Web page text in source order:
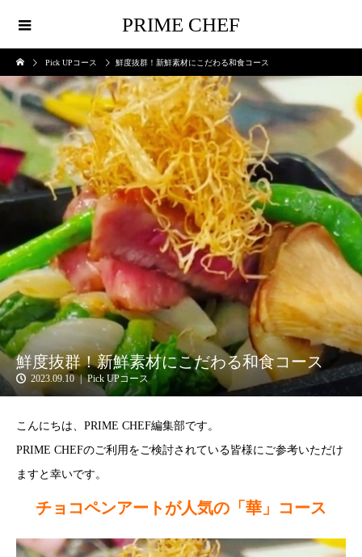
PRIME CHEF
Pick UPコース 鮮度抜群！新鮮素材にこだわる和食コース
鮮度抜群！新鮮素材にこだわる和食コース
2023.09.10 Pick UPコース
こんにちは、PRIME CHEF編集部です。
PRIME CHEFのご利用をご検討されている皆様にご参考いただけ
ますと幸いです。
チョコペンアートが人気の「華」コース